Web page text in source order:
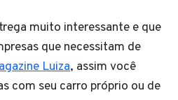
muito interessante e que
que necessitam de
Luiza, assim você
com seu carro próprio ou de